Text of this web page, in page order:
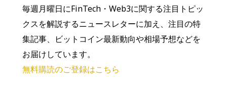
毎週月曜日にFinTech・Web3に関する注目トピッ
クスを解説するニュースレターに加え、注目の特
集記事、ビットコイン最新動向や相場予想などを
お届けしています。
無料購読のご登録はこちら